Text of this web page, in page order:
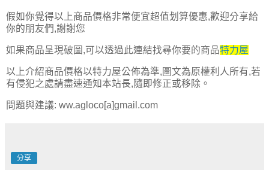
假如你覺得以上商品價格非常便宜超值划算優惠,歡迎分享給
你的朋友們,謝謝您
如果商品呈現破圖,可以透過此連結找尋你要的商品特力屋
以上介紹商品價格以特力屋公佈為準,圖文為原權利人所有,若
有侵犯之處請盡速通知本站長,隨即修正或移除。
問題與建議: ww.agloco[a]gmail.com
分享